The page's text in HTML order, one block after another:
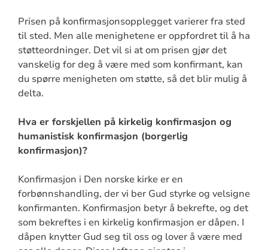
Prisen på konfirmasjonsopplegget varierer fra sted
til sted. Men alle menighetene er oppfordret til å ha
støtteordninger. Det vil si at om prisen gjør det
vanskelig for deg å være med som konfirmant, kan
du spørre menigheten om støtte, så det blir mulig å
delta.
Hva er forskjellen på kirkelig konfirmasjon og
humanistisk konfirmasjon (borgerlig
konfirmasjon)?
Konfirmasjon i Den norske kirke er en
forbønnshandling, der vi ber Gud styrke og velsigne
konfirmanten. Konfirmasjon betyr å bekrefte, og det
som bekreftes i en kirkelig konfirmasjon er dåpen. I
dåpen knytter Gud seg til oss og lover å være med